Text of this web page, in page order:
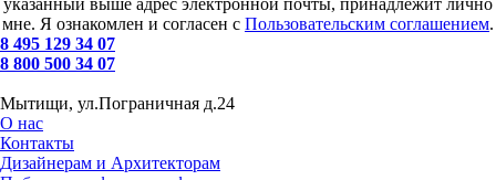
мне. Я ознакомлен и согласен с Пользовательским соглашением.
8 495 129 34 07
8 800 500 34 07
Мытищи, ул.Пограничная д.24
О нас
Контакты
Дизайнерам и Архитекторам